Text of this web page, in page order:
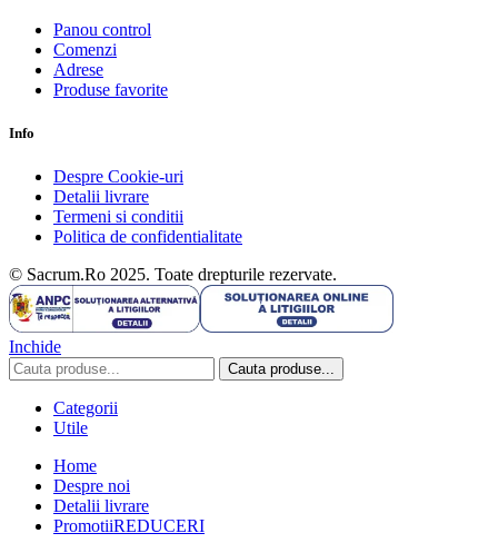
Panou control
Comenzi
Adrese
Produse favorite
Info
Despre Cookie-uri
Detalii livrare
Termeni si conditii
Politica de confidentialitate
© Sacrum.Ro 2025. Toate drepturile rezervate.
Inchide
Cauta produse...
Categorii
Utile
Home
Despre noi
Detalii livrare
PromotiiREDUCERI